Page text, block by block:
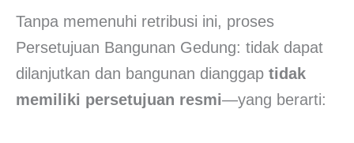
Tanpa memenuhi retribusi ini, proses
Persetujuan Bangunan Gedung: tidak dapat
dilanjutkan dan bangunan dianggap tidak
memiliki persetujuan resmi—yang berarti: